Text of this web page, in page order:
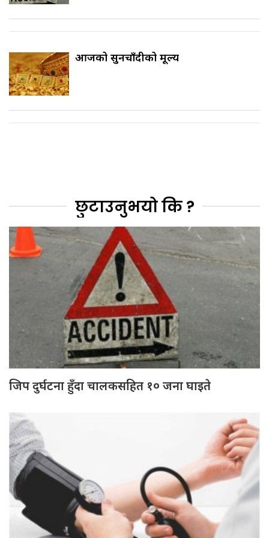
आजको सुनचाँदीको मूल्य
छुटाउनुभयो कि ?
जिप दुर्घटना हुँदा चालकसहित १० जना घाइते